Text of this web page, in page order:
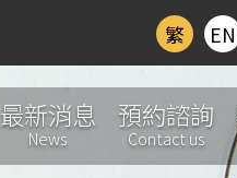
繁 EN
最新消息
News
預約諮詢
Contact us